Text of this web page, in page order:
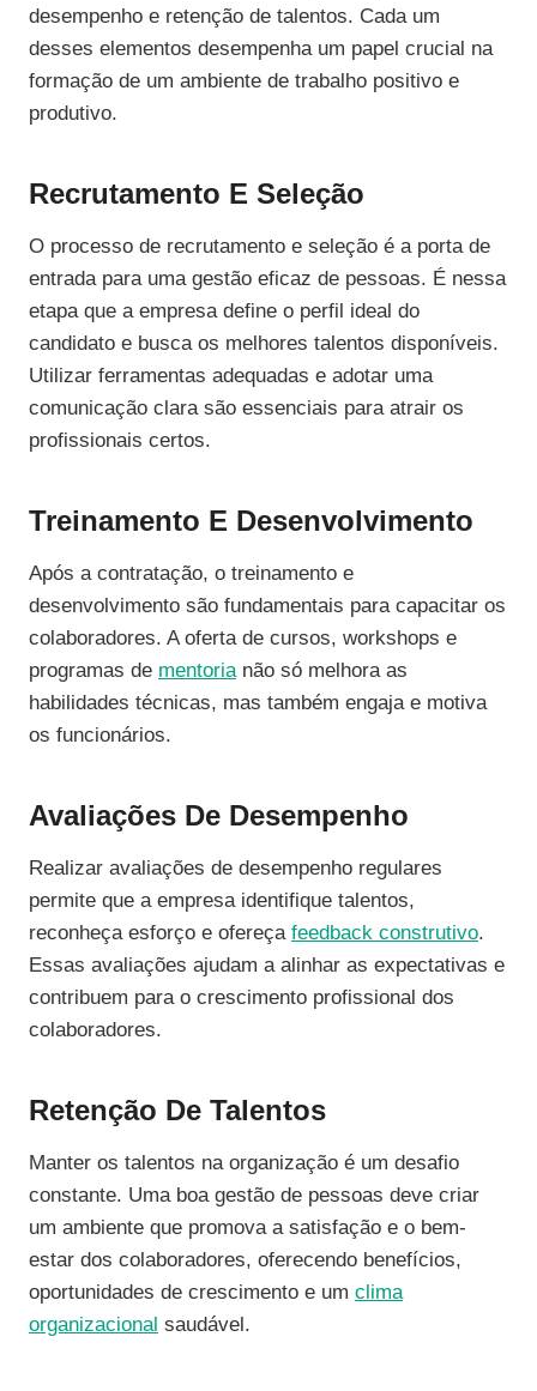
desempenho e retenção de talentos. Cada um
desses elementos desempenha um papel crucial na
formação de um ambiente de trabalho positivo e
produtivo.
Recrutamento E Seleção
O processo de recrutamento e seleção é a porta de
entrada para uma gestão eficaz de pessoas. É nessa
etapa que a empresa define o perfil ideal do
candidato e busca os melhores talentos disponíveis.
Utilizar ferramentas adequadas e adotar uma
comunicação clara são essenciais para atrair os
profissionais certos.
Treinamento E Desenvolvimento
Após a contratação, o treinamento e
desenvolvimento são fundamentais para capacitar os
colaboradores. A oferta de cursos, workshops e
programas de mentorianão só melhora as
habilidades técnicas, mas também engaja e motiva
os funcionários.
Avaliações De Desempenho
Realizar avaliações de desempenho regulares
permite que a empresa identifique talentos,
reconheça esforço e ofereça feedback construtivo.
Essas avaliações ajudam a alinhar as expectativas e
contribuem para o crescimento profissional dos
colaboradores.
Retenção De Talentos
Manter os talentos na organização é um desafio
constante. Uma boa gestão de pessoas deve criar
um ambiente que promova a satisfação e o bem-
estar dos colaboradores, oferecendo benefícios,
oportunidades de crescimento e um clima
organizacional saudável.